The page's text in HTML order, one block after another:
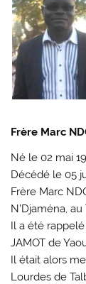
Frère Marc
Né le 02 mai
Décédé le 05
Frère Marc
N’Djaména, au
Il a été rappelé
JAMOT de
Il était alors
Lourdes de